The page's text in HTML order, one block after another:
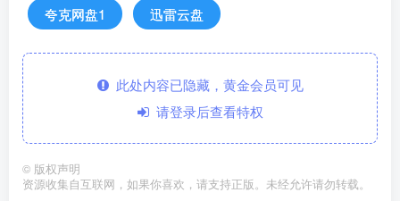
夸克网盘1 迅雷云盘
此处内容已隐藏，黄金会员可见
请登录后查看特权
© 版权声明
资源收集自互联网，如果你喜欢，请支持正版。未经允许请勿转载。